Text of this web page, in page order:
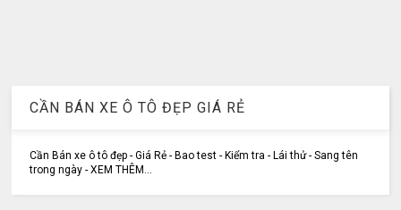
CẦN BÁN XE Ô TÔ ĐẸP GIÁ RẺ
Cần Bán xe ô tô đẹp - Giá Rẻ - Bao test - Kiểm tra - Lái thử - Sang tên
trong ngày - XEM THÊM...